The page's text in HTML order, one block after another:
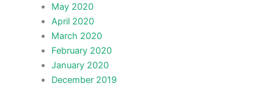
May 2020
April 2020
March 2020
February 2020
January 2020
December 2019